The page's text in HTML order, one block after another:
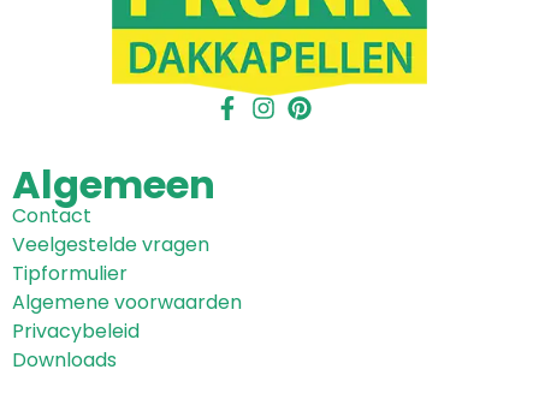
Algemeen
Contact
Veelgestelde vragen
Tipformulier
Algemene voorwaarden
Privacybeleid
Downloads